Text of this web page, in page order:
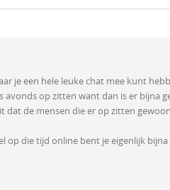
je een hele leuke chat mee kunt
avonds op zitten want dan is er bijna
de mensen die er op zitten
op die tijd online bent je eigenlijk